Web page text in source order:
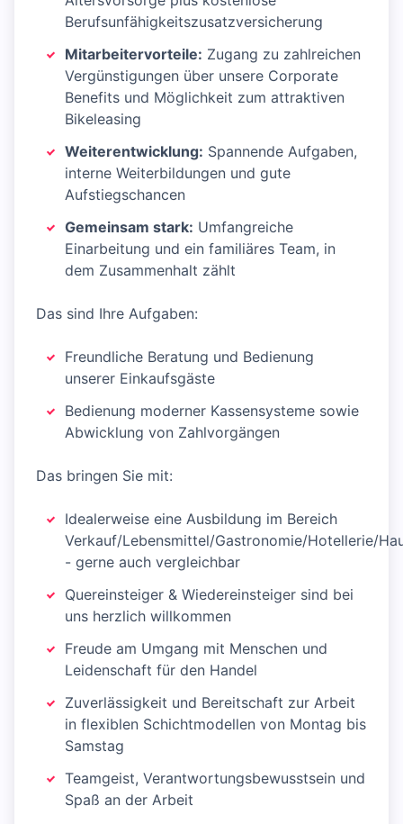
Berufsunfähigkeitszusatzversicherung
Mitarbeitervorteile: Zugang zu zahlreichen
Vergünstigungen über unsere Corporate
Benefits und Möglichkeit zum attraktiven
Bikeleasing
Weiterentwicklung: Spannende Aufgaben,
interne Weiterbildungen und gute
Aufstiegschancen
Gemeinsam stark: Umfangreiche
Einarbeitung und ein familiäres Team, in
dem Zusammenhalt zählt
Das sind Ihre Aufgaben:
Freundliche Beratung und Bedienung
unserer Einkaufsgäste
Bedienung moderner Kassensysteme sowie
Abwicklung von Zahlvorgängen
Das bringen Sie mit:
Idealerweise eine Ausbildung im Bereich
Verkauf/Lebensmittel/Gastronomie/Hotellerie/
- gerne auch vergleichbar
Quereinsteiger & Wiedereinsteiger sind bei
uns herzlich willkommen
Freude am Umgang mit Menschen und
Leidenschaft für den Handel
Zuverlässigkeit und Bereitschaft zur Arbeit
in flexiblen Schichtmodellen von Montag bis
Samstag
Teamgeist, Verantwortungsbewusstsein und
Spaß an der Arbeit